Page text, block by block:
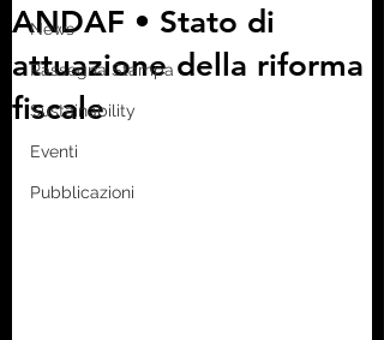
News
Rassegna Stampa
Sustainability
Eventi
Pubblicazioni
ANDAF • Stato di
attuazione della riforma
fiscale